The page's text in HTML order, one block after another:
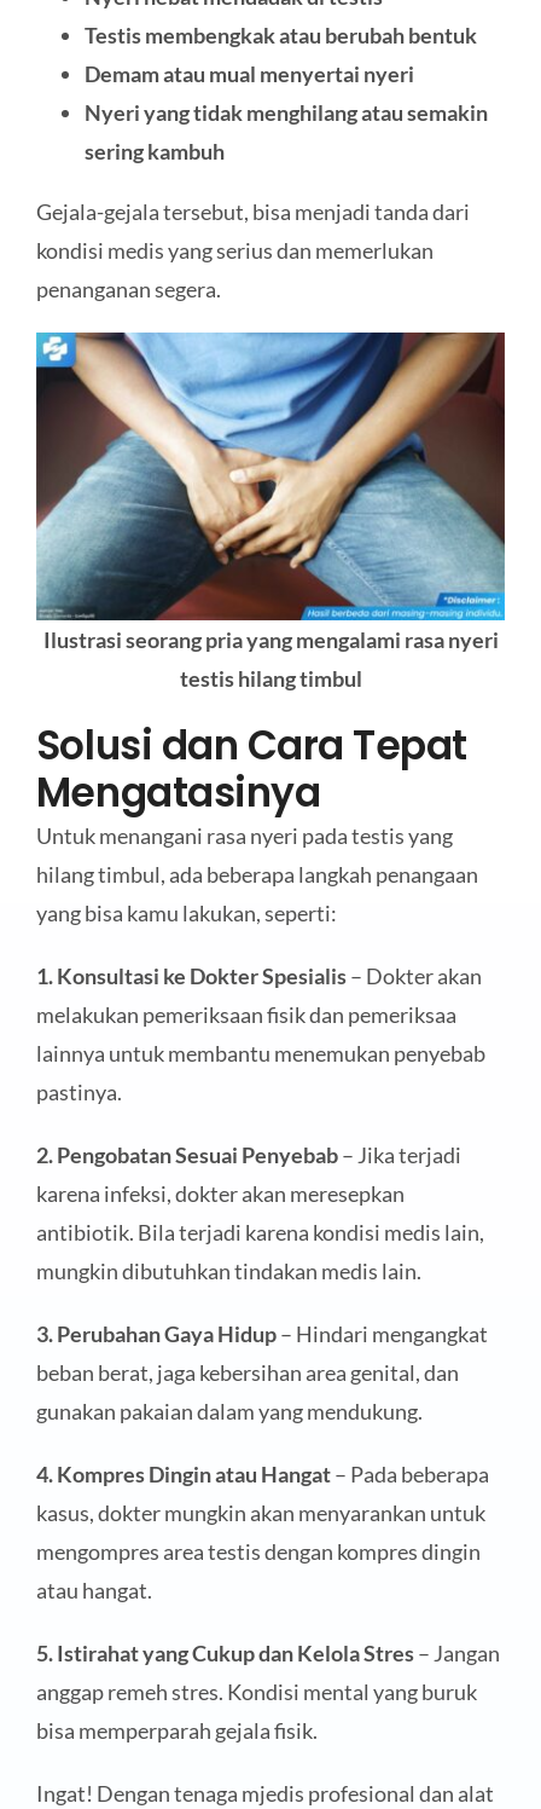
Testis membengkak atau berubah bentuk
Demam atau mual menyertai nyeri
Nyeri yang tidak menghilang atau semakin
sering kambuh
Gejala-gejala tersebut, bisa menjadi tanda dari
kondisi medis yang serius dan memerlukan
penanganan segera.
Ilustrasi seorang pria yang mengalami rasa nyeri
testis hilang timbul
Solusi dan Cara Tepat
Mengatasinya
Untuk menangani rasa nyeri pada testis yang
hilang timbul, ada beberapa langkah penangaan
yang bisa kamu lakukan, seperti:
1. Konsultasi ke Dokter Spesialis– Dokter akan
melakukan pemeriksaan fisik dan pemeriksaa
lainnya untuk membantu menemukan penyebab
pastinya.
2. Pengobatan Sesuai Penyebab– Jika terjadi
karena infeksi, dokter akan meresepkan
antibiotik. Bila terjadi karena kondisi medis lain,
mungkin dibutuhkan tindakan medis lain.
3. Perubahan Gaya Hidup– Hindari mengangkat
beban berat, jaga kebersihan area genital, dan
gunakan pakaian dalam yang mendukung.
4. Kompres Dingin atau Hangat– Pada beberapa
kasus, dokter mungkin akan menyarankan untuk
mengompres area testis dengan kompres dingin
atau hangat.
5. Istirahat yang Cukup dan Kelola Stres– Jangan
anggap remeh stres. Kondisi mental yang buruk
bisa memperparah gejala fisik.
Ingat! Dengan tenaga mjedis profesional dan alat